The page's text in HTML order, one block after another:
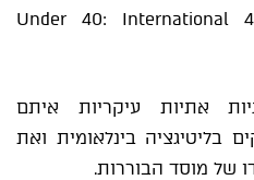
עתם פורסמו בספר – 40 Under 40: International
אתיות עיקריות איתם
בליטיגציה בינלאומית ואת
של מוסד הבוררות.